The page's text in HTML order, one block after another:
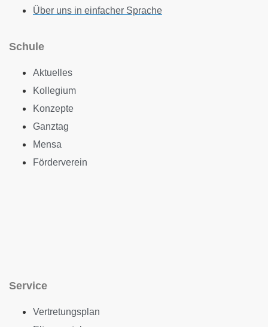
Über uns in einfacher Sprache
Schule
Aktuelles
Kollegium
Konzepte
Ganztag
Mensa
Förderverein
Service
Vertretungsplan